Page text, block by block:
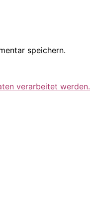
speichern.
verarbeitet werden.